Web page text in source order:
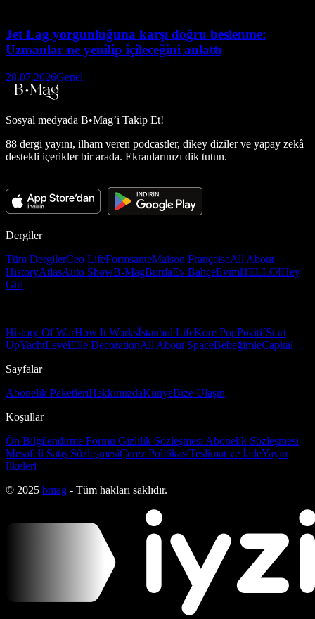
Jet Lag yorgunluğuna karşı doğru beslenme:
Uzmanlar ne yenilip içileceğini anlattı
28.07.2026Genel
Sosyal medyada B•Mag’i Takip Et!
88 dergi yayını, ilham veren podcastler, dikey diziler ve yapay zekâ
destekli içerikler bir arada. Ekranlarınızı dik tutun.
Dergiler
Tüm DergilerCeo LifeFormsanteMaison FrançaiseAll About
HistoryAtlasAuto ShowB-MagBurdaEv BahçeEvimHELLO!Hey
Girl
History Of WarHow It Worksİstanbul LifeKore PopPozitifStart
UpYachtLevelElle DecorationAll About SpaceBebeğimleCapital
Sayfalar
Abonelik PaketleriHakkımızdaKünyeBize Ulaşın
Koşullar
Ön Bilgilendirme Formu Gizlilik Sözleşmesi Abonelik Sözleşmesi
Mesafeli Satış SözleşmesiÇerez PolitikasıTeslimat ve İadeYayın
İlkeleri
© 2025 bmag - Tüm hakları saklıdır.